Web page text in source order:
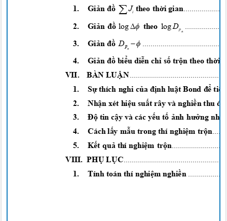
1.Giản đồ i theo thờigian
J

2.Giản đồlog theologDpn
3.Giản đồ Dp 
n
4.Giản đồ biểu diễn chỉ số trộntheothời
VII. BÀN LUẬN
1.Sựthích nghicủa định luậtBond để
2.Nhậnxét hiệu suấtrây vànghiềnthu
3.Độ tincậyvà cácyếu tố ảnh hưởng
4. Cách lấy mẫutrong thínghiệm trộn
5.Kết quả thínghiệm trộn
VIII.PHỤ LỤC
1. Tính toán thí nghiệm nghiền